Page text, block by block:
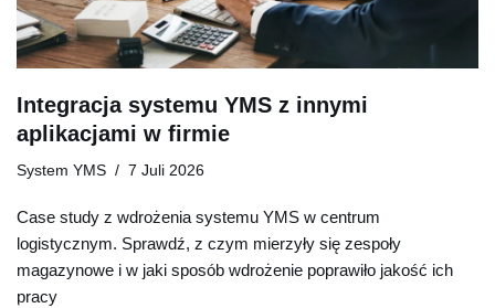
Integracja systemu YMS z innymi
aplikacjami w firmie
System YMS 7 Juli 2026
Case study z wdrożenia systemu YMS w centrum
logistycznym. Sprawdź, z czym mierzyły się zespoły
magazynowe i w jaki sposób wdrożenie poprawiło jakość ich
pracy